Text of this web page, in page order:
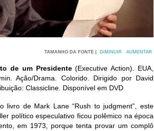
TAMANHO DA FONTE | DIMINUIR AUMENTAR
de um Presidente(Executive Action). EUA,
Ação/Drama. Colorido. Dirigido por David
Classicline. Disponível em DVD
livro de Mark Lane “Rush to judgment”, este
político especulativo ficou polêmico na época
em 1973, porque tenta provar um complô